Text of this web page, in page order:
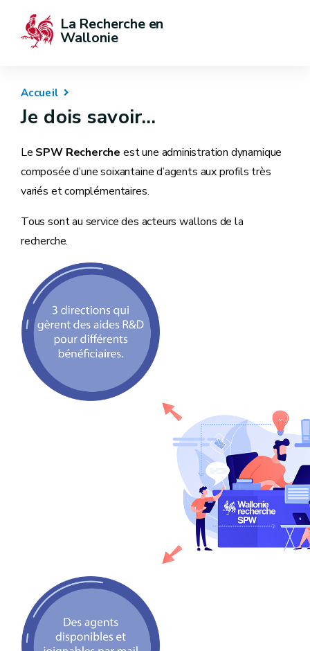
La Recherche en
Wallonie
Accueil
Je dois savoir...
Le SPW Recherche est une administration dynamique
composée d’une soixantaine d’agents aux profils très
variés et complémentaires.
Tous sont au service des acteurs wallons de la
recherche.